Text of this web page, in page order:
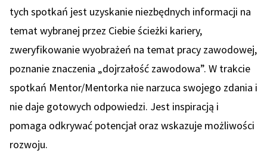
tych spotkań jest uzyskanie niezbędnych informacji na
temat wybranej przez Ciebie ścieżki kariery,
zweryfikowanie wyobrażeń na temat pracy zawodowej,
poznanie znaczenia „dojrzałość zawodowa”. W trakcie
spotkań Mentor/Mentorka nie narzuca swojego zdania i
nie daje gotowych odpowiedzi. Jest inspiracją i
pomaga odkrywać potencjał oraz wskazuje możliwości
rozwoju.